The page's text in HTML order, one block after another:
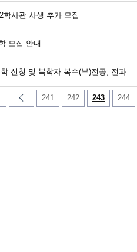
학사관 사생 추가 모집
모집 안내
신청 및 복학자 복수(부)전공, 전과...
241 242 243 244